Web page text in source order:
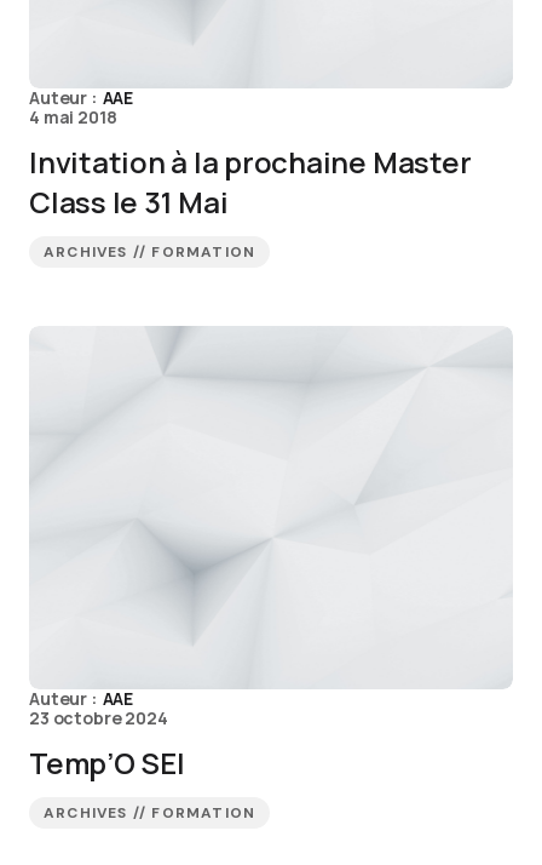
Auteur : AAE
4 mai 2018
Invitation à la prochaine Master
Class le 31 Mai
ARCHIVES // FORMATION
Auteur : AAE
23 octobre 2024
Temp’O SEI
ARCHIVES // FORMATION